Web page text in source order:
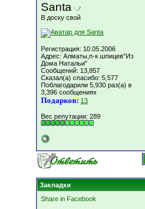
Santa
В доску свой
Регистрация: 10.05.2006
Адрес: Алматы,п-к шпицев"Из
Дома Натальи"
Сообщений: 13,857
Сказал(а) спасибо: 5,577
Поблагодарили 5,930 раз(а) в
3,396 сообщениях
Подарков: 13
Вес репутации: 289
Закладки
Share in Facebook